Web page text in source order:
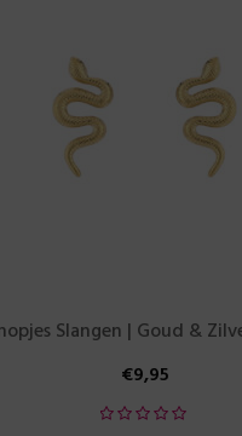
Slangen | Goud &
€9,95